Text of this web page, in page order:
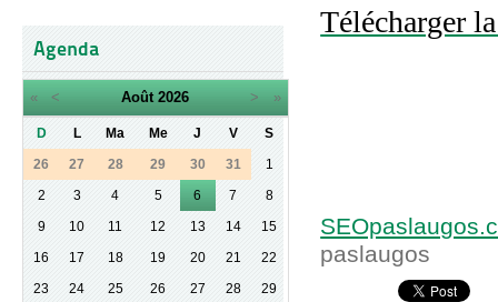
Agenda
« < Août 2026 > »
D L Ma Me J V
S
26
27 28 29 30 31
1
2
3 4 5 6 7
8
9
10 11 12 13 14
15
16
17 18 19 20 21
22
23
24 25 26 27 28 29
Télécharger
paslaugos